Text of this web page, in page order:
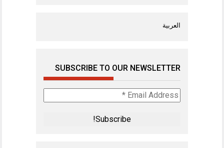
العربية
SUBSCRIBE TO OUR NEWSLETTER
Email
Address